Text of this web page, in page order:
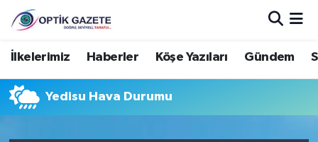
İlkelerimiz Haberler Köşe Yazıları Gündem
Yedisu Hava Durumu
Nöbetçi Eczaneler
Hava Durumu